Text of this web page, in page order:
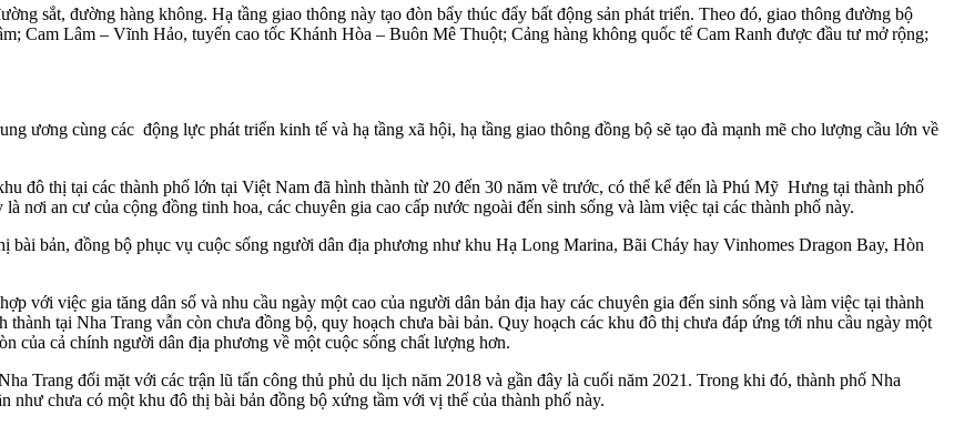
sắt, đường hàng không. Hạ tầng giao thông này tạo đòn bẩy thúc đẩy bất động sản phát triển. Theo đó, giao thông đường bộ
Cam Lâm – Vĩnh Hảo, tuyến cao tốc Khánh Hòa – Buôn Mê Thuột; Cảng hàng không quốc tế Cam Ranh được đầu tư mở rộng;
ương cùng các động lực phát triển kinh tế và hạ tầng xã hội, hạ tầng giao thông đồng bộ sẽ tạo đà mạnh mẽ cho lượng cầu lớn về
đô thị tại các thành phố lớn tại Việt Nam đã hình thành từ 20 đến 30 năm về trước, có thể kể đến là Phú Mỹ Hưng tại thành phố
an cư của cộng đồng tinh hoa, các chuyên gia cao cấp nước ngoài đến sinh sống và làm việc tại các thành phố này.
bản, đồng bộ phục vụ cuộc sống người dân địa phương như khu Hạ Long Marina, Bãi Cháy hay Vinhomes Dragon Bay, Hòn
với việc gia tăng dân số và nhu cầu ngày một cao của người dân bản địa hay các chuyên gia đến sinh sống và làm việc tại thành
tại Nha Trang vẫn còn chưa đồng bộ, quy hoạch chưa bài bản. Quy hoạch các khu đô thị chưa đáp ứng tới nhu cầu ngày một
của cả chính người dân địa phương về một cuộc sống chất lượng hơn.
Trang đối mặt với các trận lũ tấn công thủ phủ du lịch năm 2018 và gần đây là cuối năm 2021. Trong khi đó, thành phố Nha
chưa có một khu đô thị bài bản đồng bộ xứng tầm với vị thế của thành phố này.